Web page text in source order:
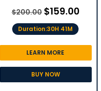
$200.00 $159.00
Duration:30H 41M
LEARN MORE
BUY NOW